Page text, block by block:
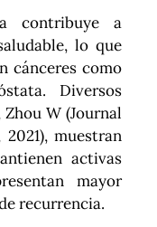
contribuye a
lo que
cánceres como
Diversos
W (Journal
muestran
activas
mayor
recurrencia.